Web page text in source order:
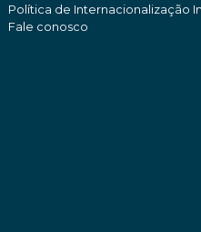
Política de Internacionalização
Fale conosco